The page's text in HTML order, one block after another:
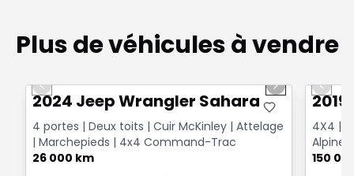
Plus de véhicules à vendre
Previous slide Next slide
2024 Jeep Wrangler Sahara
4 portes | Deux toits | Cuir McKinley | Attelage
| Marchepieds | 4x4 Command-Trac
26 000 km
4X4 |
Alpine
150